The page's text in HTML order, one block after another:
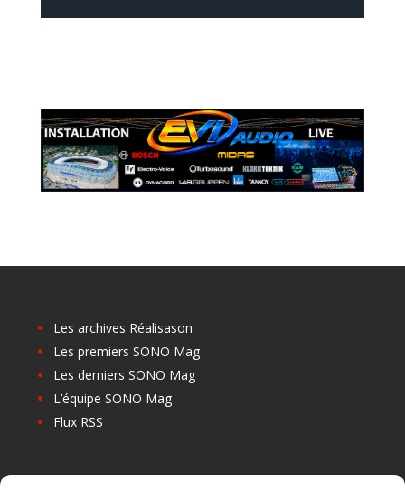
Les archives Réalisason
Les premiers SONO Mag
Les derniers SONO Mag
L’équipe SONO Mag
Flux RSS